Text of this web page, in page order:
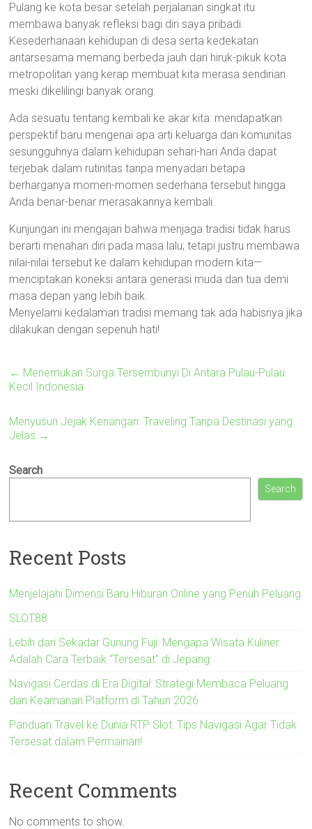
Pulang ke kota besar setelah perjalanan singkat itu
membawa banyak refleksi bagi diri saya pribadi.
Kesederhanaan kehidupan di desa serta kedekatan
antarsesama memang berbeda jauh dari hiruk-pikuk kota
metropolitan yang kerap membuat kita merasa sendirian
meski dikelilingi banyak orang.
Ada sesuatu tentang kembali ke akar kita: mendapatkan
perspektif baru mengenai apa arti keluarga dan komunitas
sesungguhnya dalam kehidupan sehari-hari Anda dapat
terjebak dalam rutinitas tanpa menyadari betapa
berharganya momen-momen sederhana tersebut hingga
Anda benar-benar merasakannya kembali.
Kunjungan ini mengajari bahwa menjaga tradisi tidak harus
berarti menahan diri pada masa lalu; tetapi justru membawa
nilai-nilai tersebut ke dalam kehidupan modern kita—
menciptakan koneksi antara generasi muda dan tua demi
masa depan yang lebih baik.
Menyelami kedalaman tradisi memang tak ada habisnya jika
dilakukan dengan sepenuh hati!
← Menemukan Surga Tersembunyi Di Antara Pulau-Pulau
Kecil Indonesia
Menyusuri Jejak Kenangan: Traveling Tanpa Destinasi yang
Jelas →
Search
Search
Recent Posts
Menjelajahi Dimensi Baru Hiburan Online yang Penuh Peluang
SLOT88
Lebih dari Sekadar Gunung Fuji: Mengapa Wisata Kuliner
Adalah Cara Terbaik “Tersesat” di Jepang
Navigasi Cerdas di Era Digital: Strategi Membaca Peluang
dan Keamanan Platform di Tahun 2026
Panduan Travel ke Dunia RTP Slot: Tips Navigasi Agar Tidak
Tersesat dalam Permainan!
Recent Comments
No comments to show.